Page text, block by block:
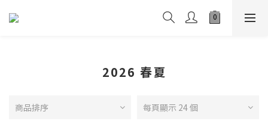
2026 春夏
商品排序 每頁顯示 24 個